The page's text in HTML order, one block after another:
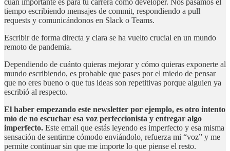
tiempo escribiendo mensajes de commit, respondiendo a pull
requests y comunicándonos en Slack o Teams.
Escribir de forma directa y clara se ha vuelto crucial en un mundo
remoto de pandemia.
Dependiendo de cuánto quieras mejorar y cómo quieras exponerte al
mundo escribiendo, es probable que pases por el miedo de pensar
que no eres bueno o que tus ideas son repetitivas porque alguien ya
escribió al respecto.
El haber empezando este newsletter por ejemplo, es otro intento
mío de no escuchar esa voz perfeccionista y entregar algo
imperfecto. Este email que estás leyendo es imperfecto y esa misma
sensación de sentirme cómodo enviándolo, refuerza mi “voz” y me
permite continuar sin que me importe lo que piense el resto.